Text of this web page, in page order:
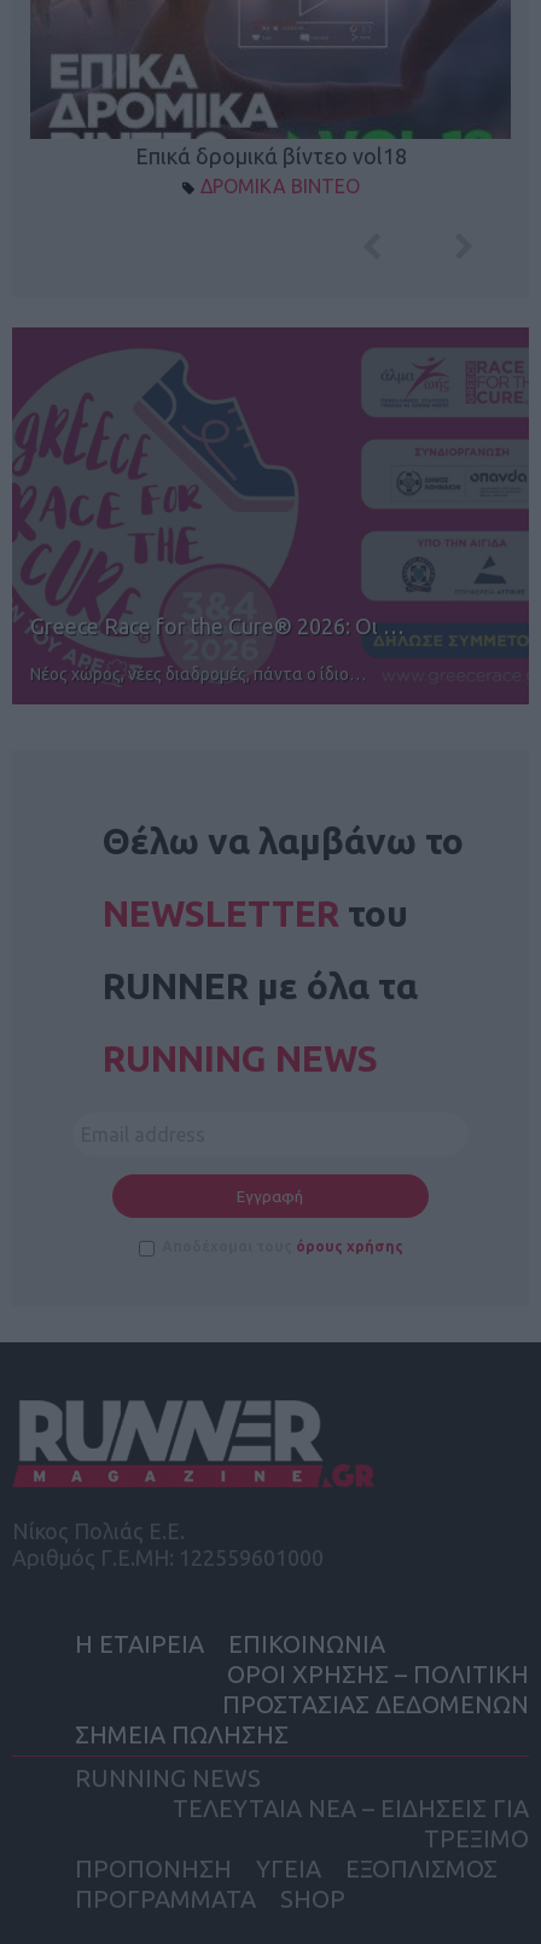
Επικά δρομικά βίντεο vol18
ΔΡΟΜΙΚΑ ΒΙΝΤΕΟ
12ος TUI Rhodes Marathon: Άνοιγμα ε…
Αγώνες για όλους στην Ρόδο
Θέλω να λαμβάνω το
NEWSLETTER του
RUNNER με όλα τα
RUNNING NEWS
όρους χρήσης
Νίκος Πολιάς Ε.Ε.
Αριθμός Γ.Ε.ΜΗ: 122559601000
Η ΕΤΑΙΡΕΙΑ
ΕΠΙΚΟΙΝΩΝΙΑ
ΟΡΟΙ ΧΡΗΣΗΣ – ΠΟΛΙΤΙΚΗ
ΠΡΟΣΤΑΣΙΑΣ ΔΕΔΟΜΕΝΩΝ
ΣΗΜΕΙΑ ΠΩΛΗΣΗΣ
RUNNING NEWS
ΤΕΛΕΥΤΑΙΑ ΝΕΑ – ΕΙΔΗΣΕΙΣ ΓΙΑ
ΤΡΕΞΙΜΟ
ΠΡΟΠΟΝΗΣΗ
ΥΓΕΙΑ
ΕΞΟΠΛΙΣΜΟΣ
ΠΡΟΓΡΑΜΜΑΤΑ
SHOP